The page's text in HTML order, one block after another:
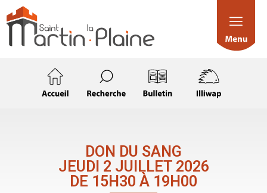
DON DU SANG
JEUDI 2 JUILLET 2026
DE 15H30 À 19H00